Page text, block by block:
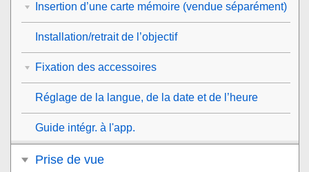
Insertion d’une carte mémoire (vendue séparément)
Installation/retrait de l’objectif
Fixation des accessoires
Réglage de la langue, de la date et de l’heure
Guide intégr. à l'app.
Prise de vue